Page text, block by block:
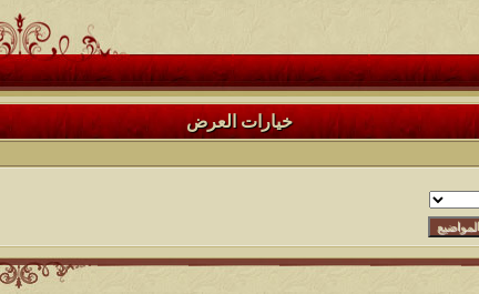
خيارات العرض